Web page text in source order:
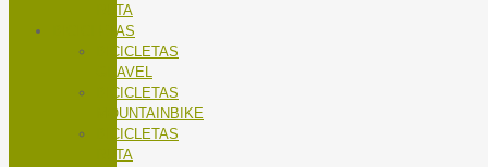
RUTA
BICICLETAS
BICICLETAS
GRAVEL
BICICLETAS
MOUNTAINBIKE
BICICLETAS
RUTA